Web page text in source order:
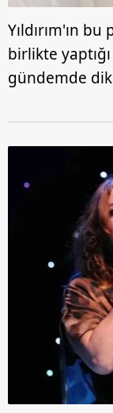
Yıldırım'ın bu
birlikte
gündemde